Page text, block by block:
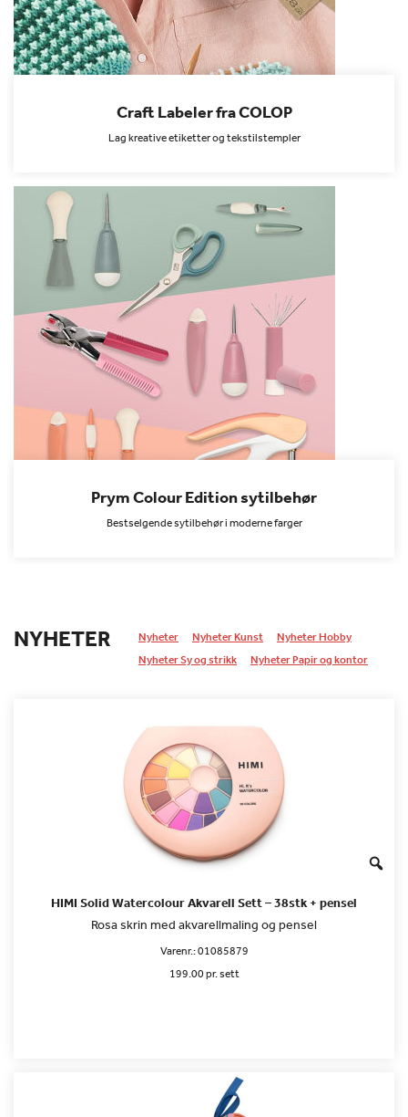
Craft Labeler fra COLOP
Lag kreative etiketter og tekstilstempler
Prym Colour Edition sytilbehør
Bestselgende sytilbehør i moderne farger
NYHETER Nyheter Nyheter Kunst
Nyheter Hobby
Nyheter Sy og strikk
Nyheter Papir og kontor
HIMI Solid Watercolour Akvarell Sett – 38stk + pensel
Rosa skrin med akvarellmaling og pensel
Varenr.:01085879
199.00 pr. sett